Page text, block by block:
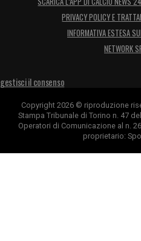
PRIVACY POLICY E
INFORMATIVA ESTESA
NETWORK
gestisci il consenso
Copyright 2026 © riproduzione
Stampa Tribunale di Torino n. 47
Operatori di Comunicazione al n.
proprietario: